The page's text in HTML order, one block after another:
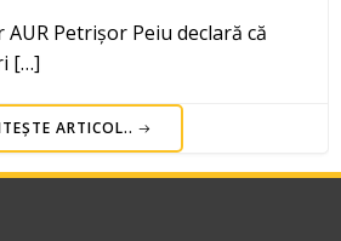
Petrișor Peiu declară că
[…]
ARTICOL..